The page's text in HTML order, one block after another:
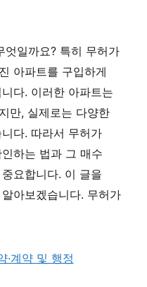
엇일까요? 특히 무허가
아파트를 구입하게
다. 이러한 아파트는
만, 실제로는 다양한
다. 따라서 무허가
하는 법과 그 매수
요합니다. 이 글을
아보겠습니다. 무허가
·계약 및 행정